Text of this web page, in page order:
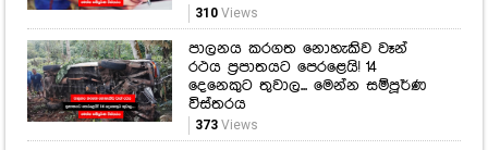
310Views
පාලනය කරගත නොහැකිව වෑන්
රථය ප්‍රපාතයට පෙරළෙයි! 14
දෙනෙකුට තුවාල... මෙන්න සම්පූර්ණ
විස්තරය
373Views